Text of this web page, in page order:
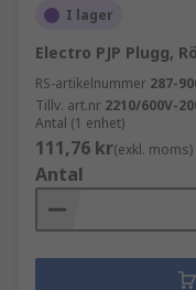
I lager
Electro PJP Plugg,
RS-artikelnummer 287-
Tillv. art.nr 2210/600V-
Antal (1 enhet)
111,76 kr(exkl. moms)
Antal